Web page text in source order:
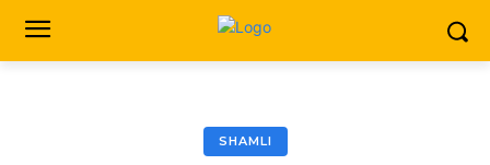
SHAMLI